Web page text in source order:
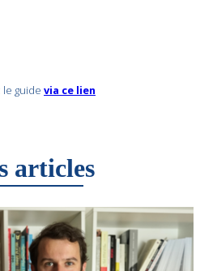
le guide via ce lien
articles